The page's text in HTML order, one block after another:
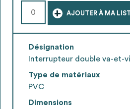
+ AJOUTER À MA
Désignation
Interrupteur double va-et-
Type de matériaux
PVC
Dimensions